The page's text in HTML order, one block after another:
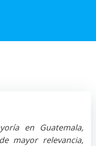
en Guatemala,
mayor relevancia,